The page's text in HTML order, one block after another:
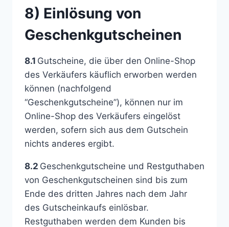
8) Einlösung von
Geschenkgutscheinen
8.1 Gutscheine, die über den Online-Shop
des Verkäufers käuflich erworben werden
können (nachfolgend
“Geschenkgutscheine”), können nur im
Online-Shop des Verkäufers eingelöst
werden, sofern sich aus dem Gutschein
nichts anderes ergibt.
8.2 Geschenkgutscheine und Restguthaben
von Geschenkgutscheinen sind bis zum
Ende des dritten Jahres nach dem Jahr
des Gutscheinkaufs einlösbar.
Restguthaben werden dem Kunden bis